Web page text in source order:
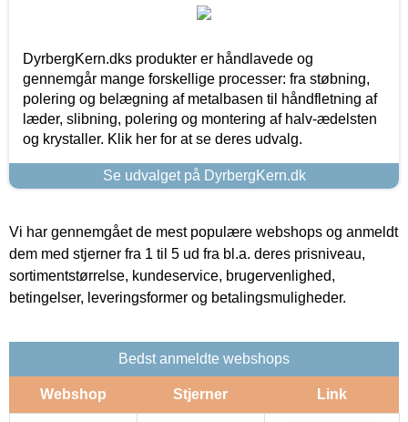
DyrbergKern.dks produkter er håndlavede og
gennemgår mange forskellige processer: fra støbning,
polering og belægning af metalbasen til håndfletning af
læder, slibning, polering og montering af halv-ædelsten
og krystaller. Klik her for at se deres udvalg.
Se udvalget på DyrbergKern.dk
Vi har gennemgået de mest populære webshops og anmeldt
dem med stjerner fra 1 til 5 ud fra bl.a. deres prisniveau,
sortimentstørrelse, kundeservice, brugervenlighed,
betingelser, leveringsformer og betalingsmuligheder.
Bedst anmeldte webshops
Webshop Stjerner Link